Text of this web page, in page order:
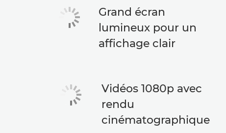
Grand écran
lumineux pour un
affichage clair
Vidéos 1080p avec
rendu
cinématographique